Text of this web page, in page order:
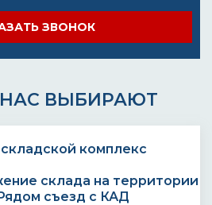
ЗВОНОК
ВЫБИРАЮТ
склада на территории
съезд с КАД